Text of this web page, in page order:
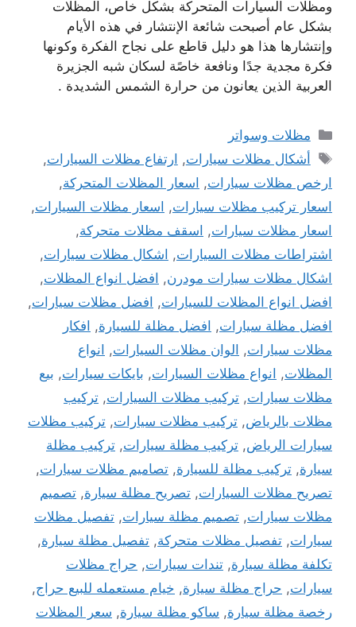
ومظلات السيارات المتحركة بشكل خاص، المظلات
بشكل عام أصبحت شائعة الإنتشار في هذه الأيام
وإنتشارها هذا هو دليل قاطع على نجاح الفكرة وكونها
فكرة مجدية جدًا ونافعة خاصًة لسكان شبه الجزيرة
العربية الذين يعانون من حرارة الشمس الشديدة .
التصنيفات
مظلات وسواتر
الوسوم
أشكال مظلات سيارات, ارتفاع مظلات السيارات,
ارخص مظلات سيارات, اسعار المظلات المتحركة,
اسعار تركيب مظلات سيارات, اسعار مظلات السيارات,
اسعار مظلات سيارات, اسقف مظلات متحركة,
اشتراطات مظلات السيارات, اشكال مظلات سيارات,
اشكال مظلات سيارات مودرن, افضل انواع المظلات,
افضل انواع المظلات للسيارات, افضل مظلات سيارات,
افضل مظلة سيارات, افضل مظلة للسيارة, افكار
مظلات سيارات, الوان مظلات السيارات, انواع
المظلات, انواع مظلات السيارات, بايكات سيارات, بيع
مظلات سيارات, تركيب مظلات السيارات, تركيب
مظلات بالرياض, تركيب مظلات سيارات, تركيب مظلات
سيارات الرياض, تركيب مظلة سيارات, تركيب مظلة
سيارة, تركيب مظلة للسيارة, تصاميم مظلات سيارات,
تصريح مظلات السيارات, تصريح مظلة سيارة, تصميم
مظلات سيارات, تصميم مظلة سيارات, تفصيل مظلات
سيارات, تفصيل مظلات متحركة, تفصيل مظلة سيارة,
تكلفة مظلة سيارة, تندات سيارات, حراج مظلات
سيارات, حراج مظلة سيارة, خيام مستعمله للبيع حراج,
رخصة مظلة سيارة, ساكو مظلة سيارة, سعر المظلات